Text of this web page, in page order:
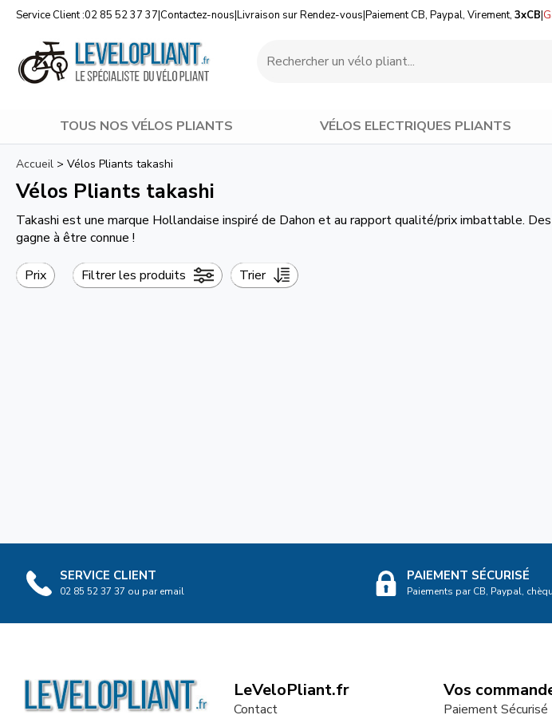
Service Client :02 85 52 37 37|Contactez-nous|Livraison sur Rendez-vous|Paiement CB, Paypal, Virement, 3xCB|
TOUS NOS VÉLOS PLIANTS VÉLOS ELECTRIQUES PLIANTS
Accueil > Vélos Pliants takashi
Vélos Pliants takashi
Takashi est une marque Hollandaise inspiré de Dahon et au rapport qualité/prix imbattable.
gagne à être connue !
Prix Filtrer les produits Trier
SERVICE CLIENT
02 85 52 37 37 ou par email
PAIEMENT SÉCURISÉ
Paiements par CB, Paypal,
LeVeloPliant.fr
Contact
Vos
Paiement Sécurisé